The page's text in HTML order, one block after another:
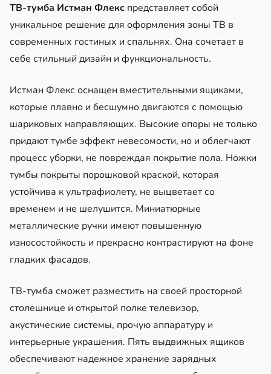
ТВ-тумба Истман Флекс представляет собой
уникальное решение для оформления зоны ТВ в
современных гостиных и спальнях. Она сочетает в
себе стильный дизайн и функциональность.
Истман Флекс оснащен вместительными ящиками,
которые плавно и бесшумно двигаются с помощью
шариковых направляющих. Высокие опоры не только
придают тумбе эффект невесомости, но и облегчают
процесс уборки, не повреждая покрытие пола. Ножки
тумбы покрыты порошковой краской, которая
устойчива к ультрафиолету, не выцветает со
временем и не шелушится. Миниатюрные
металлические ручки имеют повышенную
износостойкость и прекрасно контрастируют на фоне
гладких фасадов.
ТВ-тумба сможет разместить на своей просторной
столешнице и открытой полке телевизор,
акустические системы, прочую аппаратуру и
интерьерные украшения. Пять выдвижных ящиков
обеспечивают надежное хранение зарядных